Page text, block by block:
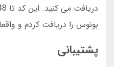
بونوس را دریافت کردم و
پشتیبانی